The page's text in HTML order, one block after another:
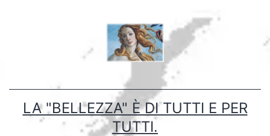
LA "BELLEZZA" È DI TUTTI E PER
TUTTI.